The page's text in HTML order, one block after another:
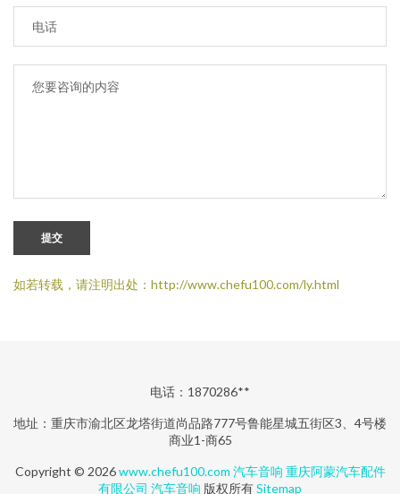
提交
如若转载，请注明出处：http://www.chefu100.com/ly.html
电话：1870286**
地址：重庆市渝北区龙塔街道尚品路777号鲁能星城五街区3、4号楼
商业1-商65
Copyright © 2026www.chefu100.com 汽车音响 重庆阿蒙汽车配件
有限公司 汽车音响 版权所有Sitemap